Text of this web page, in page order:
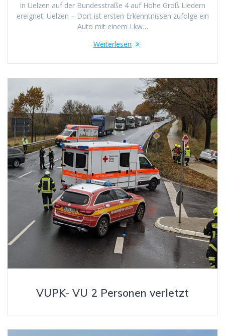
in Uelzen auf der Bundesstraße 4 auf Höhe Groß Liedern
ereignet. Uelzen – Dort ist ersten Erkenntnissen zufolge ein
Auto mit einem Lkw…
Weiterlesen
VUPK- VU 2 Personen verletzt